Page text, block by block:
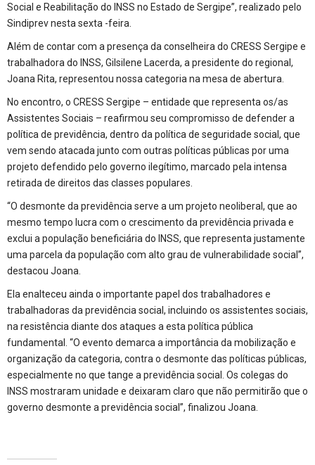
Social e Reabilitação do INSS no Estado de Sergipe”, realizado pelo
Sindiprev nesta sexta -feira.
Além de contar com a presença da conselheira do CRESS Sergipe e
trabalhadora do INSS, Gilsilene Lacerda, a presidente do regional,
Joana Rita, representou nossa categoria na mesa de abertura.
No encontro, o CRESS Sergipe – entidade que representa os/as
Assistentes Sociais – reafirmou seu compromisso de defender a
política de previdência, dentro da política de seguridade social, que
vem sendo atacada junto com outras políticas públicas por uma
projeto defendido pelo governo ilegítimo, marcado pela intensa
retirada de direitos das classes populares.
“O desmonte da previdência serve a um projeto neoliberal, que ao
mesmo tempo lucra com o crescimento da previdência privada e
exclui a população beneficiária do INSS, que representa justamente
uma parcela da população com alto grau de vulnerabilidade social”,
destacou Joana.
Ela enalteceu ainda o importante papel dos trabalhadores e
trabalhadoras da previdência social, incluindo os assistentes sociais,
na resistência diante dos ataques a esta política pública
fundamental. “O evento demarca a importância da mobilização e
organização da categoria, contra o desmonte das políticas públicas,
especialmente no que tange a previdência social. Os colegas do
INSS mostraram unidade e deixaram claro que não permitirão que o
governo desmonte a previdência social”, finalizou Joana.